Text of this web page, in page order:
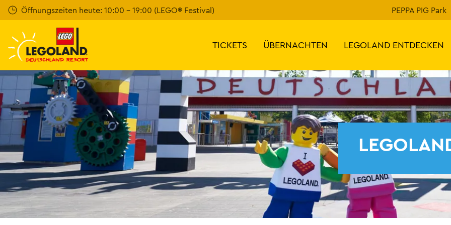
Weiter
zum
Hauptinhalt
Öffnungszeiten heute: 10:00 - 19:00 (LEGO® Festival) PEPPA PIG Park
TICKETS ÜBERNACHTEN LEGOLAND ENTDECKEN